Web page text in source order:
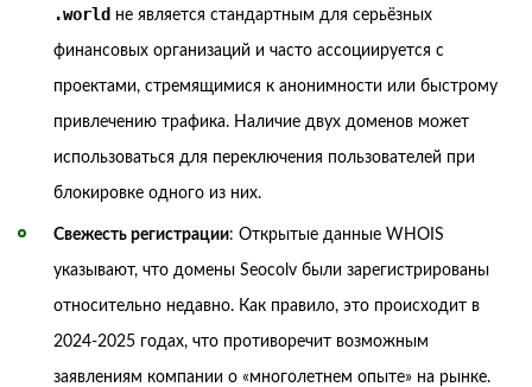
.world не является стандартным для серьёзных
финансовых организаций и часто ассоциируется с
проектами, стремящимися к анонимности или быстрому
привлечению трафика. Наличие двух доменов может
использоваться для переключения пользователей при
блокировке одного из них.
Свежесть регистрации: Открытые данные WHOIS
указывают, что домены Seocolv были зарегистрированы
относительно недавно. Как правило, это происходит в
2024-2025 годах, что противоречит возможным
заявлениям компании о «многолетнем опыте» на рынке.